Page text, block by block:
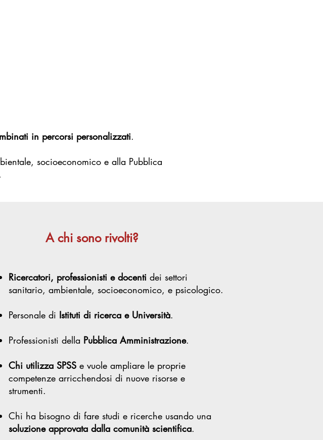
in percorsi personalizzati.
socioeconomico e alla Pubblica
A chi sono rivolti?
Ricercatori, professionisti e docenti dei settori
sanitario, ambientale, socioeconomico, e psicologico.
Personale di Istituti di ricerca e Università.
Professionisti della Pubblica Amministrazione.
Chi utilizza SPSS e vuole ampliare le proprie
competenze arricchendosi di nuove risorse e
strumenti.
Chi ha bisogno di fare studi e ricerche usando una
soluzione approvata dalla comunità scientifica.